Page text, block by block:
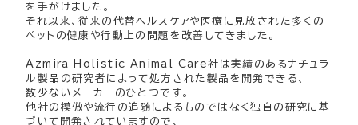
を手がけました。
それ以来、従来の代替ヘルスケアや医療に見放された多くの
ペットの健康や行動上の問題を改善してきました。
Azmira Holistic Animal Care社は実績のあるナチュラ
ル製品の研究者によって処方された製品を開発できる、
数少ないメーカーのひとつです。
他社の模倣や流行の追随によるものではなく独自の研究に基
づいて開発されていますので、